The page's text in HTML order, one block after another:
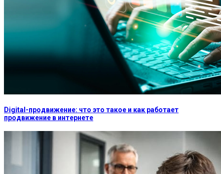
Digital-продвижение: что это такое и как работает
продвижение в интернете